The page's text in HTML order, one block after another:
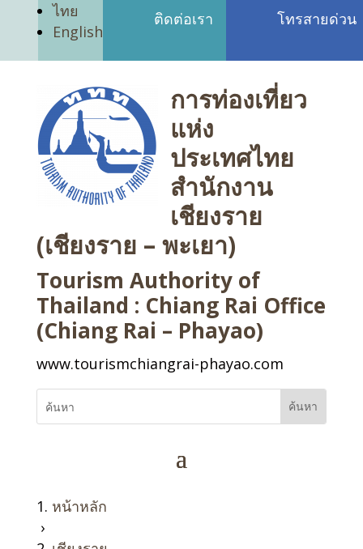
ไทย
English
ติดต่อเรา โทรสายด่วน
การท่องเที่ยว
แห่ง
ประเทศไทย
สำนักงาน
เชียงราย
(เชียงราย – พะเยา)
Tourism Authority of
Thailand : Chiang Rai Office
(Chiang Rai – Phayao)
www.tourismchiangrai-phayao.com
หน้าหลัก
›